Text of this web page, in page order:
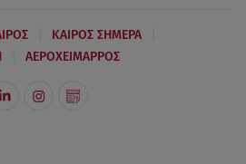
ΚΑΙΡΟΣ ΣΗΜΕΡΑ
ΑΕΡΟΧΕΙΜΑΡΡΟΣ